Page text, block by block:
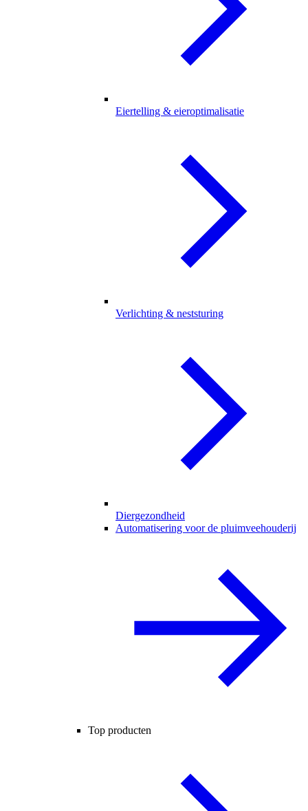
Eiertelling & eieroptimalisatie
Verlichting & neststuring
Diergezondheid
Automatisering voor de pluimveehouderij
Top producten